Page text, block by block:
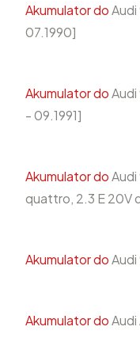
Akumulator do
07.1990]
Akumulator do
- 09.1991]
Akumulator doAudi
quattro, 2.3 E 20V
Akumulator doAudi
Akumulator doAudi